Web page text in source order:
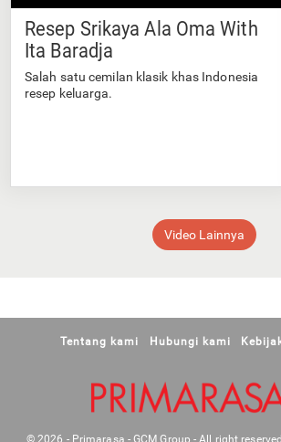
Resep Srikaya Ala Oma With
Ita Baradja
Salah satu cemilan klasik khas Indonesia
resep keluarga.
Video Lainnya
Tentang kami Hubungi kami